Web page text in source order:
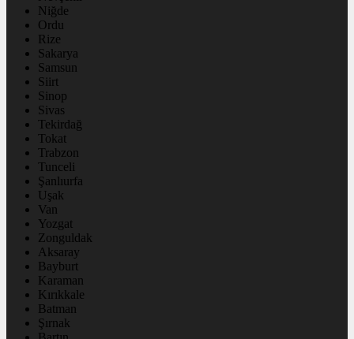
Niğde
Ordu
Rize
Sakarya
Samsun
Siirt
Sinop
Sivas
Tekirdağ
Tokat
Trabzon
Tunceli
Şanlıurfa
Uşak
Van
Yozgat
Zonguldak
Aksaray
Bayburt
Karaman
Kırıkkale
Batman
Şırnak